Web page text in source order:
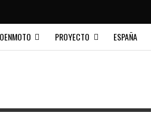
PROYECTO ESPAÑA